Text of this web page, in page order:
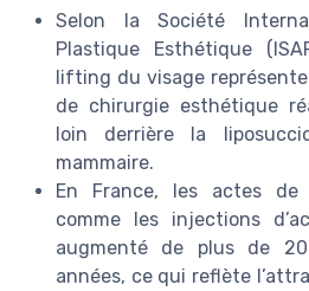
Selon la Société
Plastique Esthétique
lifting du visage
de chirurgie esthétique
loin derrière la
mammaire.
En France, les actes de
comme les injections
augmenté de plus de
années, ce qui reflète